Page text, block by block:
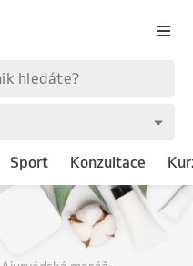
Sport Konzultace